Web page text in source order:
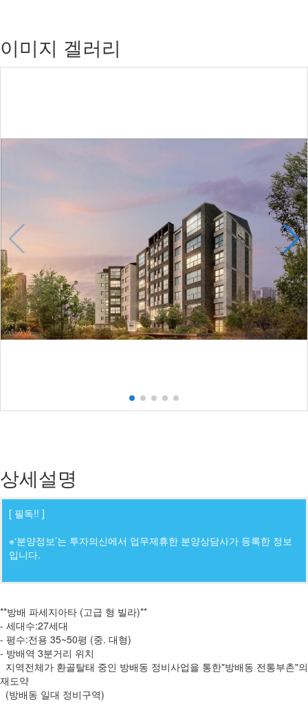
이미지 겔러리
상세설명
[ 필독!! ]
※‘분양정보’는 투자의신에서 업무제휴한 분양상담사가 등록한 정보
입니다.
**방배 파세지아타 (고급 형 빌라)**
- 세대수:27세대
- 평수:전용 35~50평 (중. 대형)
- 방배역 3분거리 위치
지역전체가 환골탈태 중인 방배동 정비사업을 통한"방배동 전통부촌"의
재도약
(방배동 일대 정비구역)